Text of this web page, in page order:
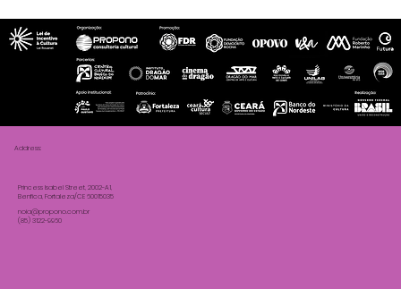
Address:
Princess Isabel Street, 2002-A1,
Benfica, Fortaleza/CE 60015035
noia@propono.com.br
(85) 3122-9960